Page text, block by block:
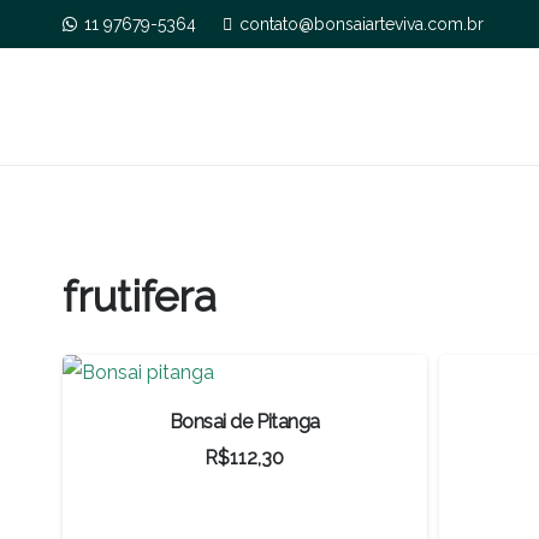
11 97679-5364 contato@bonsaiarteviva.com.br
frutifera
Bonsai de Pitanga
R$112,30